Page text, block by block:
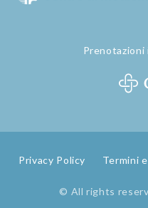
Privacy Policy Termini
© All rights